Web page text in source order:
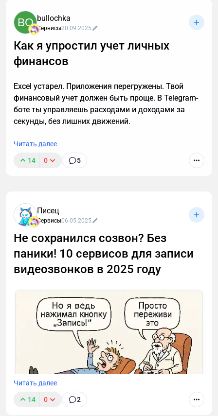
нативными приложениями и Telegram Mini Apps.
Речь пойдет о глобальных отличиях, которые
сильнее всего влияют на принятие решения
бизнеса о выборе того или иного сервиса/
платформы.
BO bullochka
Сервисы20.09.2025
Как я упростил учет личных
финансов
Excel устарел. Приложения перегружены. Твой
финансовый учет должен быть проще. В Telegram-
боте ты управляешь расходами и доходами за
секунды, без лишних движений.
Читать далее
14 0 5
Писец
Сервисы06.05.2025
Не сохранился созвон? Без
паники! 10 сервисов для записи
видеозвонков в 2025 году
Читать далее
14 0 2